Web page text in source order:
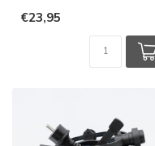
€23,95